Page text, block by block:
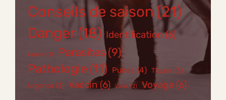
Conseils de saison (21)
Danger(18) Identification (6)
Lapins (2) Parasites (9)
Pathologie (11) Puces (4) Tiques (3)
Urgence (3) Vaccin (6) Virus (2) Voyage (6)